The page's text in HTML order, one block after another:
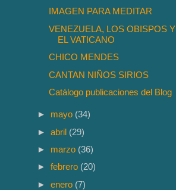
IMAGEN PARA MEDITAR
VENEZUELA, LOS OBISPOS Y
EL VATICANO
CHICO MENDES
CANTAN NIÑOS SIRIOS
Catálogo publicaciones del Blog
► mayo (34)
►abril (29)
► marzo (36)
►febrero (20)
►enero (7)